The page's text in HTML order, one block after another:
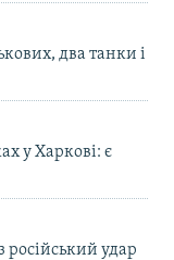
два танки і
у Харкові: є
російський удар